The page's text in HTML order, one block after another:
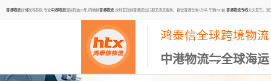
香港物流公司找鸿泰信,专业中港物流国际货运20年,内地到 香港物流 ,深圳发货到香港进出口报关清关服务。自营香港仓库3万平,车辆200台, 香港物流专线天天发车。欢
鸿泰信全球跨境物流
中港物流⇋全球海运